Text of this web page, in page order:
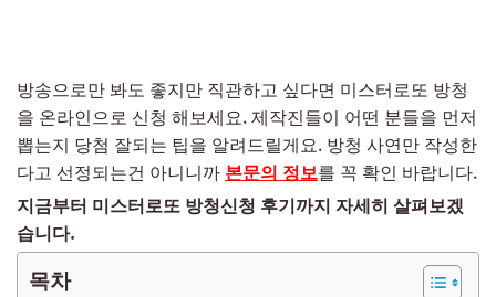
방송으로만 봐도 좋지만 직관하고 싶다면 미스터로또 방청
을 온라인으로 신청 해보세요. 제작진들이 어떤 분들을 먼저
뽑는지 당첨 잘되는 팁을 알려드릴게요. 방청 사연만 작성한
다고 선정되는건 아니니까 본문의 정보를 꼭 확인 바랍니다.
지금부터 미스터로또 방청신청 후기까지 자세히 살펴보겠
습니다.
목차